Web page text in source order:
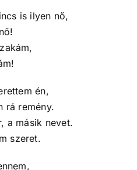
is ilyen nő,
én,
rá remény.
a másik nevet.
szeret.